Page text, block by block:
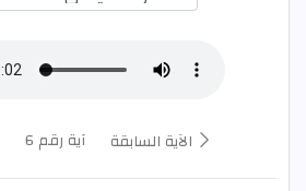
الآية السابقة آية رقم 6